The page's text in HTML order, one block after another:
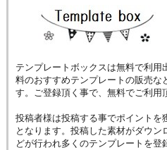
テンプレートボックスは無料で利
料のおすすめテンプレートの販売な
す。ご登録頂く事で、無料でご利用
投稿者様は投稿する事でポイントを
となります。投稿した素材がダウ
どが行われ多くのテンプレートを